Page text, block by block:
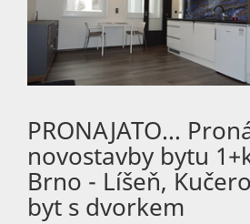
PRONAJATO…
novostavby bytu
Brno - Líšeň,
byt s dvorkem